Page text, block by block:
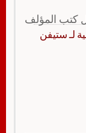
كتب المؤلف
لـ ستيفن